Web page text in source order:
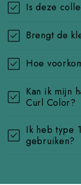
Is deze
Brengt de
Hoe
Kan ik mijn
Curl Color?
Ik heb type
gebruiken?